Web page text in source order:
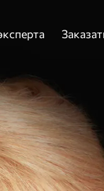
телефон